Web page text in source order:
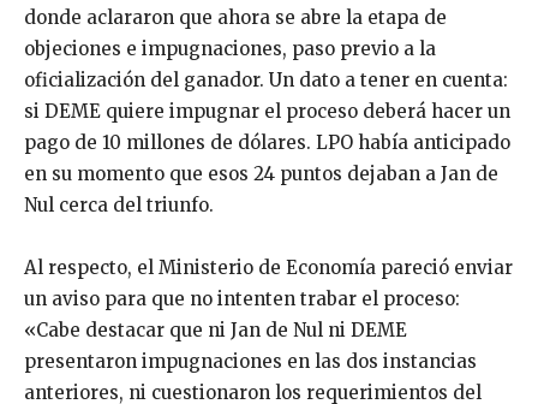
donde aclararon que ahora se abre la etapa de
objeciones e impugnaciones, paso previo a la
oficialización del ganador. Un dato a tener en cuenta:
si DEME quiere impugnar el proceso deberá hacer un
pago de 10 millones de dólares. LPO había anticipado
en su momento que esos 24 puntos dejaban a Jan de
Nul cerca del triunfo.
Al respecto, el Ministerio de Economía pareció enviar
un aviso para que no intenten trabar el proceso:
«Cabe destacar que ni Jan de Nul ni DEME
presentaron impugnaciones en las dos instancias
anteriores, ni cuestionaron los requerimientos del